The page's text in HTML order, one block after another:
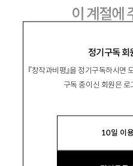
정기구독 회
『창작과비평』을 정기구독하시면
구독 중이신 회원은 로
10일 이
이 계절에
김나영金娜詠
무의 경계 너머의 말들:
등이 있음.